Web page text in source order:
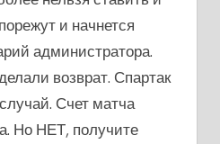
и начнется
администратора.
возврат. Спартак
Счет матча
Но НЕТ, получите